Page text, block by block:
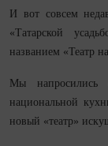
И вот совсем
«Татарской
названием «Театр
Мы напросились
национальной
новый «театр»